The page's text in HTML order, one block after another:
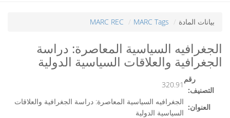
بيانات المادة MARC Tags
MARC REC
الجغرافيه السياسية المعاصرة: دراسة
الجغرافية والعلاقات السياسية الدولية
رقم
التصنيف:
320.91
العنوان:
الجغرافيه السياسية المعاصرة: دراسة الجغرافية والعلاقات
السياسية الدولية